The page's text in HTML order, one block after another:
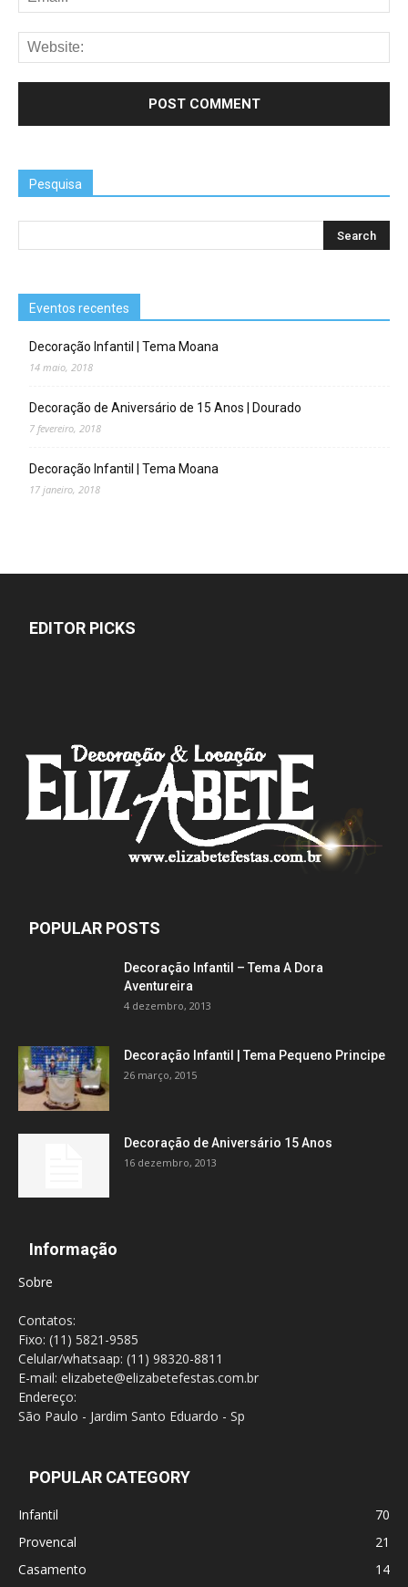
Pesquisa
Eventos recentes
Decoração Infantil | Tema Moana
14 maio, 2018
Decoração de Aniversário de 15 Anos | Dourado
7 fevereiro, 2018
Decoração Infantil | Tema Moana
17 janeiro, 2018
EDITOR PICKS
POPULAR POSTS
Decoração Infantil – Tema A Dora
Aventureira
4 dezembro, 2013
Decoração Infantil | Tema Pequeno Principe
26 março, 2015
Decoração de Aniversário 15 Anos
16 dezembro, 2013
Informação
Sobre
Contatos:
Fixo: (11) 5821-9585
Celular/whatsaap: (11) 98320-8811
E-mail: elizabete@elizabetefestas.com.br
Endereço:
São Paulo - Jardim Santo Eduardo - Sp
POPULAR CATEGORY
Infantil
70
Provencal
21
Casamento
14